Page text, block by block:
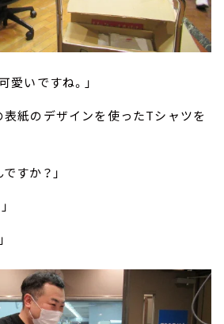
愛いですね。」
表紙のデザインを使ったTシャツを
すか？」